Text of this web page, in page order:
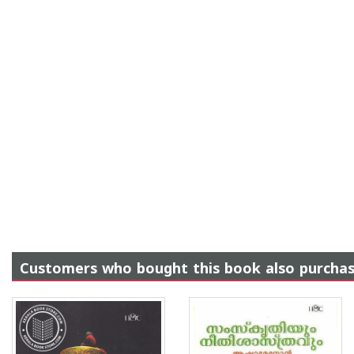
Customers who bought this book also